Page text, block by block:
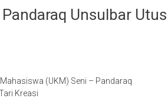
Unsulbar Utus
(UKM) Seni – Pandaraq
Kreasi